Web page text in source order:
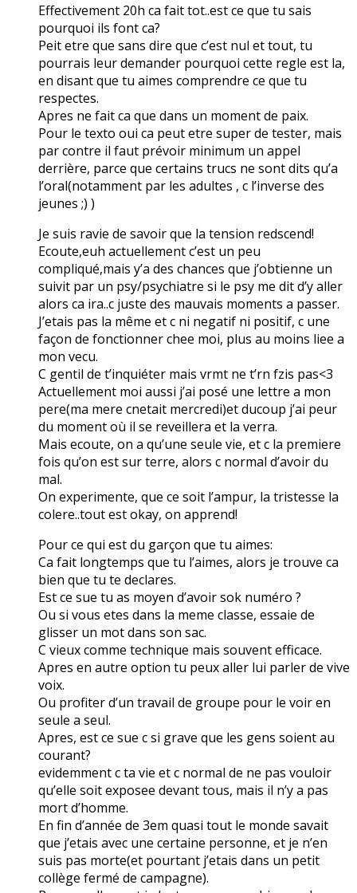
Effectivement 20h ca fait tot..est ce que tu sais
pourquoi ils font ca?
Peit etre que sans dire que c’est nul et tout, tu
pourrais leur demander pourquoi cette regle est la,
en disant que tu aimes comprendre ce que tu
respectes.
Apres ne fait ca que dans un moment de paix.
Pour le texto oui ca peut etre super de tester, mais
par contre il faut prévoir minimum un appel
derrière, parce que certains trucs ne sont dits qu’a
l’oral(notamment par les adultes , c l’inverse des
jeunes ;) )
Je suis ravie de savoir que la tension redscend!
Ecoute,euh actuellement c’est un peu
compliqué,mais y’a des chances que j’obtienne un
suivit par un psy/psychiatre si le psy me dit d’y aller
alors ca ira..c juste des mauvais moments a passer.
J’etais pas la même et c ni negatif ni positif, c une
façon de fonctionner chee moi, plus au moins liee a
mon vecu.
C gentil de t’inquiéter mais vrmt ne t’rn fzis pas<3
Actuellement moi aussi j’ai posé une lettre a mon
pere(ma mere cnetait mercredi)et ducoup j’ai peur
du moment où il se reveillera et la verra.
Mais ecoute, on a qu’une seule vie, et c la premiere
fois qu’on est sur terre, alors c normal d’avoir du
mal.
On experimente, que ce soit l’ampur, la tristesse la
colere..tout est okay, on apprend!
Pour ce qui est du garçon que tu aimes:
Ca fait longtemps que tu l’aimes, alors je trouve ca
bien que tu te declares.
Est ce sue tu as moyen d’avoir sok numéro ?
Ou si vous etes dans la meme classe, essaie de
glisser un mot dans son sac.
C vieux comme technique mais souvent efficace.
Apres en autre option tu peux aller lui parler de vive
voix.
Ou profiter d’un travail de groupe pour le voir en
seule a seul.
Apres, est ce sue c si grave que les gens soient au
courant?
evidemment c ta vie et c normal de ne pas vouloir
qu’elle soit exposee devant tous, mais il n’y a pas
mort d’homme.
En fin d’année de 3em quasi tout le monde savait
que j’etais avec une certaine personne, et je n’en
suis pas morte(et pourtant j’etais dans un petit
collège fermé de campagne).